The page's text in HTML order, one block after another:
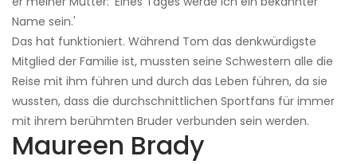
Name sein.'
Das hat funktioniert. Während Tom das denkwürdigste
Mitglied der Familie ist, mussten seine Schwestern alle die
Reise mit ihm führen und durch das Leben führen, da sie
wussten, dass die durchschnittlichen Sportfans für immer
mit ihrem berühmten Bruder verbunden sein werden.
Maureen Brady